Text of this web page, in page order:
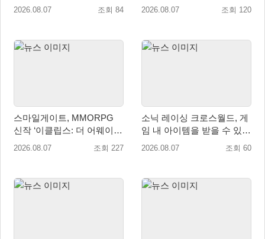
신’ 쇼케이스 찾은 배우 박지
2026.08.07 조회 84
신’, 8월 26일 출시!
2026.08.07 조회 120
스마일게이트, MMORPG
신작 ‘이클립스: 더 어웨이크
닝’ 9월 10일 론칭!
2026.08.07 조회 227
소닉 레이싱 크로스월드, 게
임 내 아이템을 받을 수 있는
‘레전드 대회 라운드 7’ 개최!
2026.08.07 조회 60